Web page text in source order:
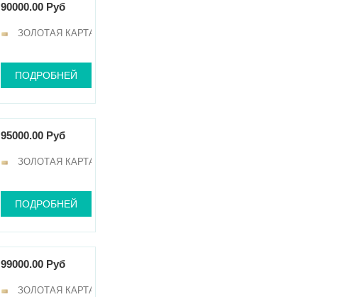
90000.00 Руб
ЗОЛОТАЯ КАРТА
ПОДРОБНЕЙ
95000.00 Руб
ЗОЛОТАЯ КАРТА
ПОДРОБНЕЙ
99000.00 Руб
ЗОЛОТАЯ КАРТА